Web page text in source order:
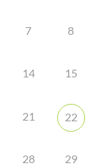
7 8
14 15
21 22
28 29